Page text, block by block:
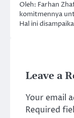
Oleh: Farhan
komitmennya
Hal ini
Leave a
Your email
Required